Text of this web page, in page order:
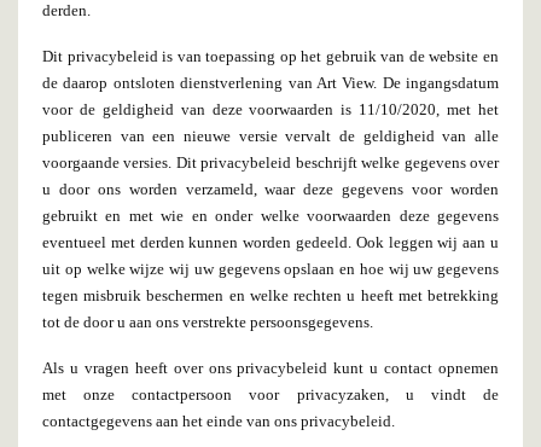
derden.
Dit privacybeleid is van toepassing op het gebruik van de website en
de daarop ontsloten dienstverlening van Art View. De ingangsdatum
voor de geldigheid van deze voorwaarden is 11/10/2020, met het
publiceren van een nieuwe versie vervalt de geldigheid van alle
voorgaande versies. Dit privacybeleid beschrijft welke gegevens over
u door ons worden verzameld, waar deze gegevens voor worden
gebruikt en met wie en onder welke voorwaarden deze gegevens
eventueel met derden kunnen worden gedeeld. Ook leggen wij aan u
uit op welke wijze wij uw gegevens opslaan en hoe wij uw gegevens
tegen misbruik beschermen en welke rechten u heeft met betrekking
tot de door u aan ons verstrekte persoonsgegevens.
Als u vragen heeft over ons privacybeleid kunt u contact opnemen
met onze contactpersoon voor privacyzaken, u vindt de
contactgegevens aan het einde van ons privacybeleid.